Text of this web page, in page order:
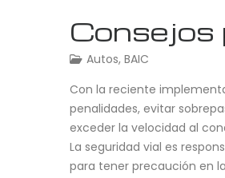
Consejos
Autos, BAIC
Con la reciente
penalidades, evitar
exceder la velocidad al
La seguridad vial es
para tener precaución en